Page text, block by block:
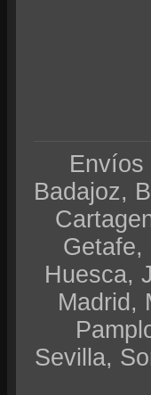
Envíos
Badajoz,
Getafe,
Huesca,
Madrid,
Sevilla,